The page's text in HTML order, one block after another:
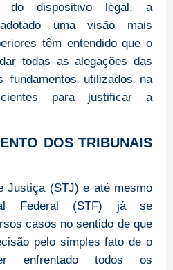
do dispositivo legal, a
uma visão mais
têm entendido que o
todas as alegações das
fundamentos utilizados na
para justificar a
DOS TRIBUNAIS
Justiça (STJ) e até mesmo
Federal (STF) já se
casos no sentido de que
pelo simples fato de o
enfrentado todos os